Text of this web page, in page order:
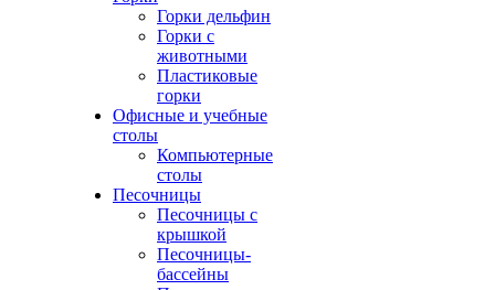
Горки дельфин
Горки с
животными
Пластиковые
горки
Офисные и учебные
столы
Компьютерные
столы
Песочницы
Песочницы с
крышкой
Песочницы-
бассейны